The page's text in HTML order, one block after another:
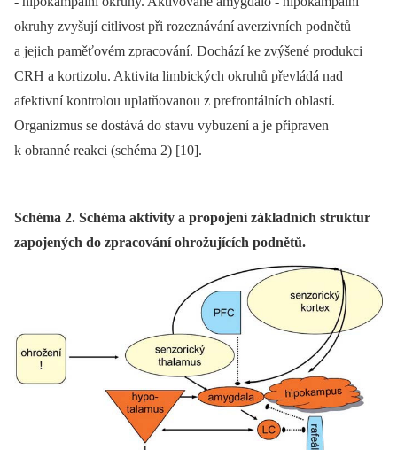
okruhy zvyšují citlivost při rozeznávání averzivních podnětů
a jejich paměťovém zpracování. Dochází ke zvýšené produkci
CRH a kortizolu. Aktivita limbických okruhů převládá nad
afektivní kontrolou uplatňovanou z prefrontálních oblastí.
Organizmus se dostává do stavu vybuzení a je připraven
k obranné reakci (schéma 2) [10].
Schéma 2. Schéma aktivity a propojení základních struktur
zapojených do zpracování ohrožujících podnětů.